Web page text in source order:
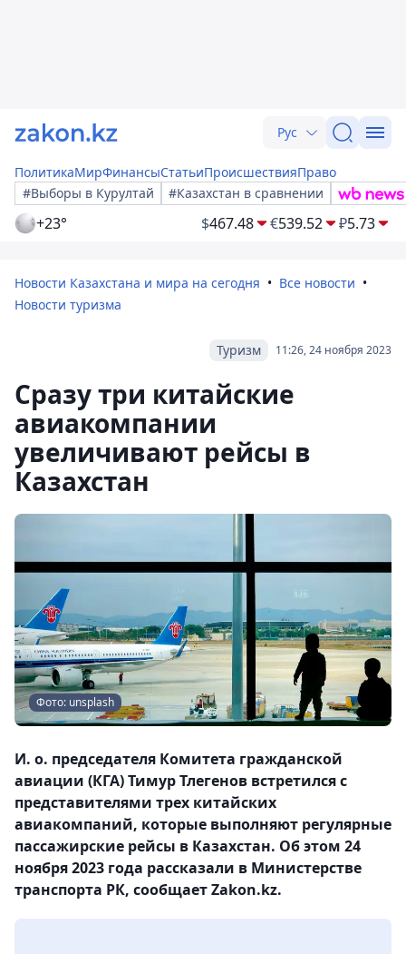
Рус
ПолитикаМирФинансыСтатьиПроисшествияПраво
#Выборы в Курултай
#Казахстан в сравнении
+23° $467.48 €539.52 ₽5.73
Новости Казахстана и мира на сегодня
Все новости
Новости туризма
11:26, 24 ноября 2023
Туризм
Сразу три китайские
авиакомпании
увеличивают рейсы в
Казахстан
Фото: unsplash
И. о. председателя Комитета гражданской
авиации (КГА) Тимур Тлегенов встретился с
представителями трех китайских
авиакомпаний, которые выполняют регулярные
пассажирские рейсы в Казахстан. Об этом 24
ноября 2023 года рассказали в Министерстве
транспорта РК, сообщает Zakon.kz.